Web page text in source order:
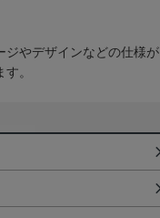
ジやデザインなどの仕様が
。